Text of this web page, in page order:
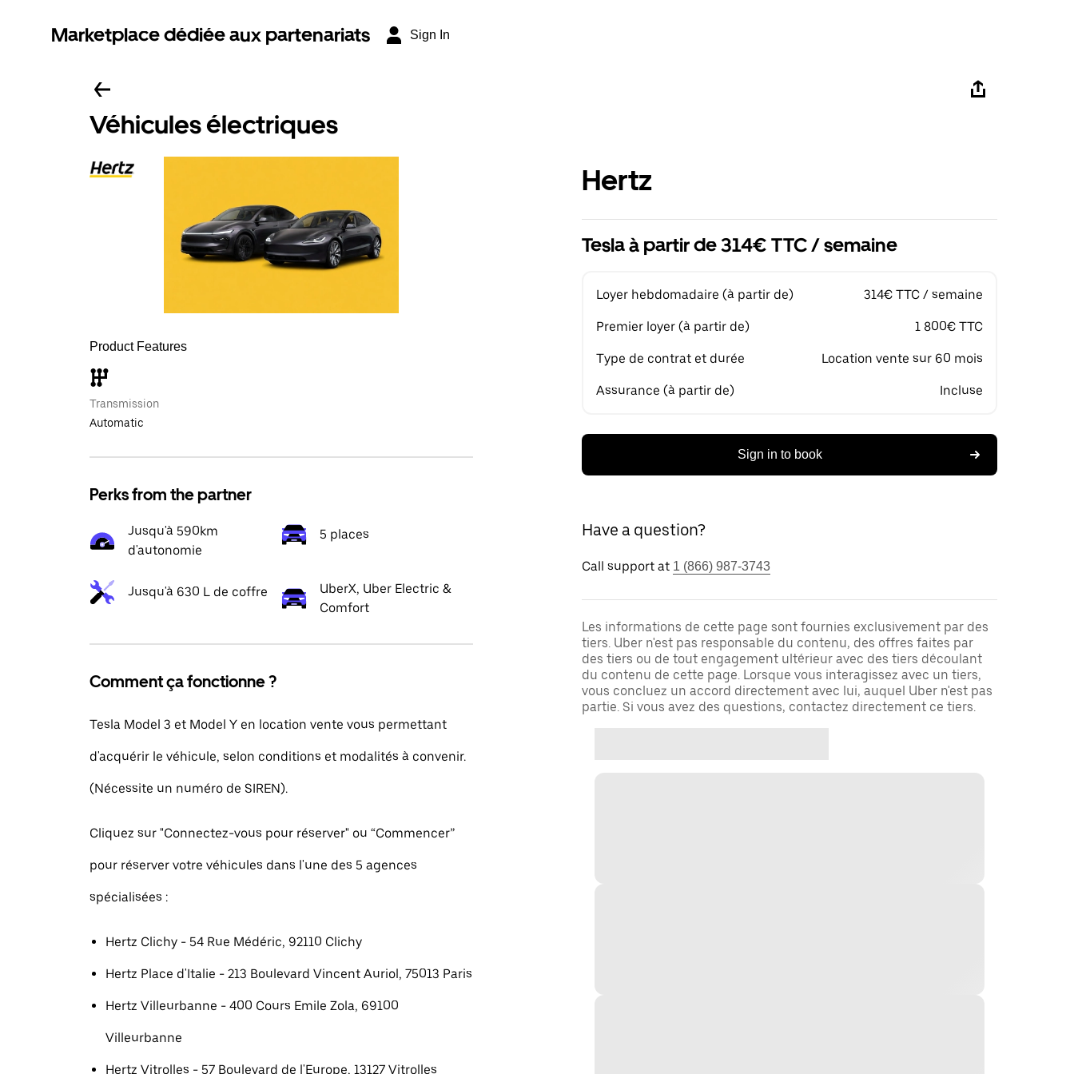
Marketplace dédiée aux partenariats Sign In
Véhicules électriques
Product Features
Transmission
Automatic
Perks from the partner
Jusqu'à 590km
d'autonomie
5 places
Jusqu'à 630 L de coffre
UberX, Uber Electric &
Comfort
Comment ça fonctionne ?
Tesla Model 3 et Model Y en location vente vous permettant
d'acquérir le véhicule, selon conditions et modalités à convenir.
(Nécessite un numéro de SIREN).
Cliquez sur "Connectez-vous pour réserver" ou “Commencer”
pour réserver votre véhicules dans l'une des 5 agences
spécialisées :
Hertz Clichy - 54 Rue Médéric, 92110 Clichy
Hertz Place d'Italie - 213 Boulevard Vincent Auriol, 75013 Paris
Hertz Villeurbanne - 400 Cours Emile Zola, 69100
Villeurbanne
Hertz Vitrolles - 57 Boulevard de l'Europe, 13127 Vitrolles
Hertz
Tesla à partir de 314€ TTC / semaine
Loyer hebdomadaire (à partir de) 314€ TTC / semaine
Premier loyer (à partir de) 1 800€ TTC
Type de contrat et durée Location vente sur 60 mois
Assurance (à partir de) Incluse
Sign in to book
Have a question?
Call support at 1 (866) 987-3743
Les informations de cette page sont fournies exclusivement par des
tiers. Uber n'est pas responsable du contenu, des offres faites par
des tiers ou de tout engagement ultérieur avec des tiers découlant
du contenu de cette page. Lorsque vous interagissez avec un tiers,
vous concluez un accord directement avec lui, auquel Uber n'est pas
partie. Si vous avez des questions, contactez directement ce tiers.